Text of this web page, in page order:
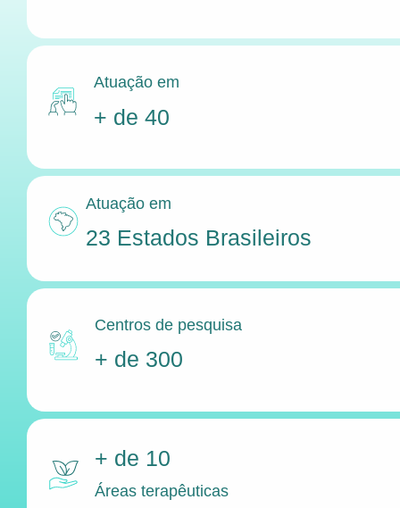
Atuação em
+ de 40
Atuação em
23 Estados Brasileiros
Centros de pesquisa
+ de 300
+ de 10
Áreas terapêuticas